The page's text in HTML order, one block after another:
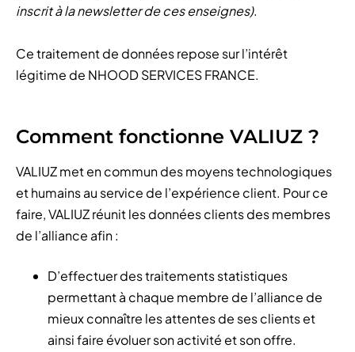
inscrit à la newsletter de ces enseignes).
Ce traitement de données repose sur l’intérêt
légitime de NHOOD SERVICES FRANCE.
Comment fonctionne VALIUZ ?
VALIUZ met en commun des moyens technologiques
et humains au service de l’expérience client. Pour ce
faire, VALIUZ réunit les données clients des membres
de l’alliance afin :
D’effectuer des traitements statistiques
permettant à chaque membre de l’alliance de
mieux connaître les attentes de ses clients et
ainsi faire évoluer son activité et son offre.